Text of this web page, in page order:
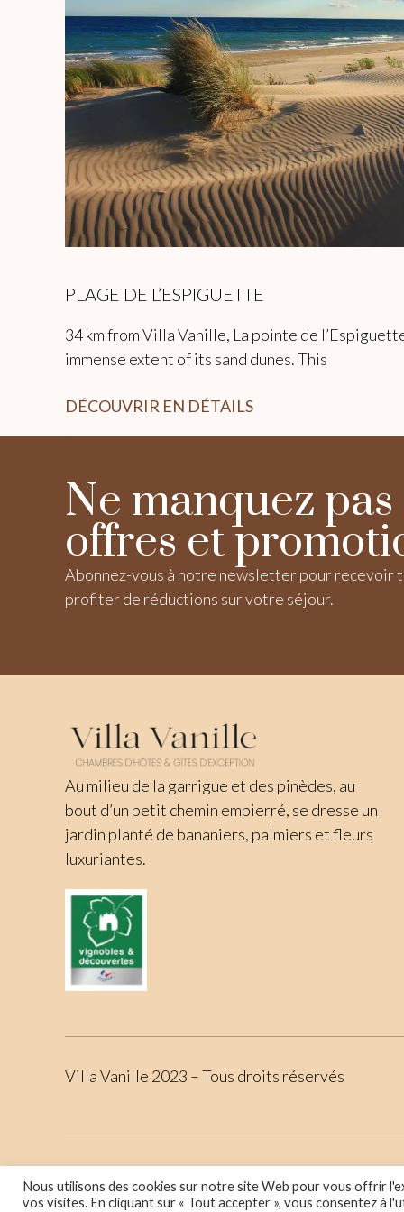
PLAGE DE L’ESPIGUETTE
34 km from Villa Vanille, La pointe de
immense extent of its sand dunes. This
DÉCOUVRIR EN DÉTAILS
Ne manquez pas
offres et
Abonnez-vous à notre newsletter pour recevoir
profiter de réductions sur votre séjour.
Au milieu de la garrigue et des pinèdes, au
bout d’un petit chemin empierré, se dresse un
jardin planté de bananiers, palmiers et fleurs
luxuriantes.
Villa Vanille 2023 – Tous droits réservés
Nous utilisons des cookies sur notre site Web pour vous offrir
vos visites. En cliquant sur « Tout accepter », vous consentez à